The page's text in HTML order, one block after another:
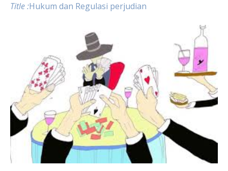
Title :Hukum dan Regulasi perjudian